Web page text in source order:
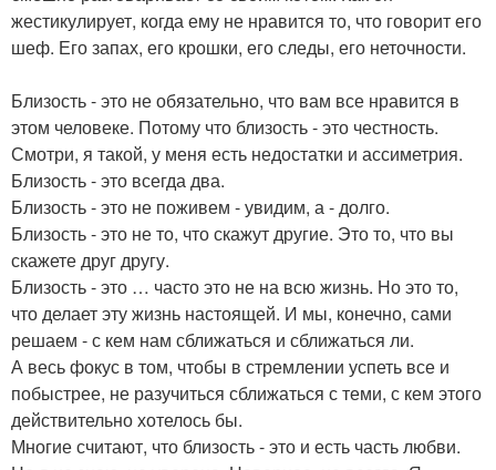
жестикулирует, когда ему не нравится то, что говорит его
шеф. Его запах, его крошки, его следы, его неточности.
Близость - это не обязательно, что вам все нравится в
этом человеке. Потому что близость - это честность.
Смотри, я такой, у меня есть недостатки и ассиметрия.
Близость - это всегда два.
Близость - это не поживем - увидим, а - долго.
Близость - это не то, что скажут другие. Это то, что вы
скажете друг другу.
Близость - это … часто это не на всю жизнь. Но это то,
что делает эту жизнь настоящей. И мы, конечно, сами
решаем - с кем нам сближаться и сближаться ли.
А весь фокус в том, чтобы в стремлении успеть все и
побыстрее, не разучиться сближаться с теми, с кем этого
действительно хотелось бы.
Многие считают, что близость - это и есть часть любви.